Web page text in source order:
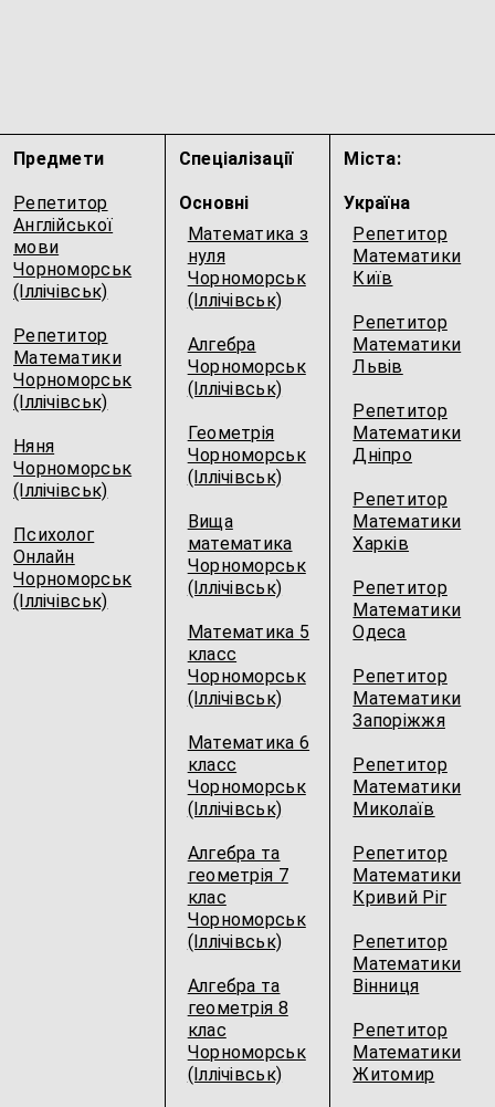
Предмети
Репетитор
Англійської
мови
Чорноморськ
(Іллічівськ)
Репетитор
Математики
Чорноморськ
(Іллічівськ)
Няня
Чорноморськ
(Іллічівськ)
Психолог
Онлайн
Чорноморськ
(Іллічівськ)
Спеціалізації
Основні
Математика з
нуля
Чорноморськ
(Іллічівськ)
Алгебра
Чорноморськ
(Іллічівськ)
Геометрія
Чорноморськ
(Іллічівськ)
Вища
математика
Чорноморськ
(Іллічівськ)
Математика 5
класс
Чорноморськ
(Іллічівськ)
Математика 6
класс
Чорноморськ
(Іллічівськ)
Алгебра та
геометрія 7
клас
Чорноморськ
(Іллічівськ)
Алгебра та
геометрія 8
клас
Чорноморськ
(Іллічівськ)
Міста:
Україна
Репетитор
Математики
Київ
Репетитор
Математики
Львів
Репетитор
Математики
Дніпро
Репетитор
Математики
Харків
Репетитор
Математики
Одеса
Репетитор
Математики
Запоріжжя
Репетитор
Математики
Миколаїв
Репетитор
Математики
Кривий Ріг
Репетитор
Математики
Вінниця
Репетитор
Математики
Житомир